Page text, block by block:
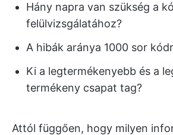
Hány napra van szükség a
felülvizsgálatához?
A hibák aránya 1000 sor
Ki a legtermékenyebb és a
termékeny csapat tag?
Attól függően, hogy milyen